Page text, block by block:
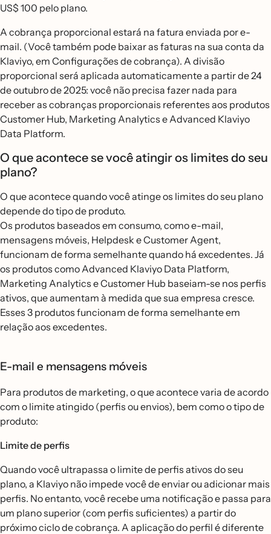
US$ 100 pelo plano.
A cobrança proporcional estará na fatura enviada por e-
mail. (Você também pode baixar as faturas na sua conta da
Klaviyo, em Configurações de cobrança). A divisão
proporcional será aplicada automaticamente a partir de 24
de outubro de 2025: você não precisa fazer nada para
receber as cobranças proporcionais referentes aos produtos
Customer Hub, Marketing Analytics e Advanced Klaviyo
Data Platform.
O que acontece se você atingir os limites do seu
plano?
O que acontece quando você atinge os limites do seu plano
depende do tipo de produto.
Os produtos baseados em consumo, como e-mail,
mensagens móveis, Helpdesk e Customer Agent,
funcionam de forma semelhante quando há excedentes. Já
os produtos como Advanced Klaviyo Data Platform,
Marketing Analytics e Customer Hub baseiam-se nos perfis
ativos, que aumentam à medida que sua empresa cresce.
Esses 3 produtos funcionam de forma semelhante em
relação aos excedentes.
E-mail e mensagens móveis
Para produtos de marketing, o que acontece varia de acordo
com o limite atingido (perfis ou envios), bem como o tipo de
produto:
Limite de perfis
Quando você ultrapassa o limite de perfis ativos do seu
plano, a Klaviyo não impede você de enviar ou adicionar mais
perfis. No entanto, você recebe uma notificação e passa para
um plano superior (com perfis suficientes) a partir do
próximo ciclo de cobrança. A aplicação do perfil é diferente